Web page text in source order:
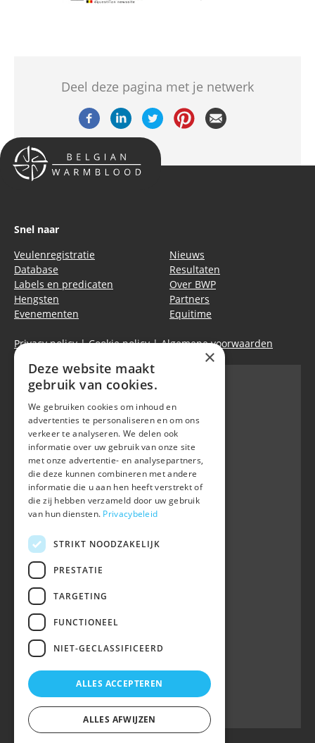
Deel deze pagina met je netwerk
Snel naar
Veulenregistratie
Database
Labels en predicaten
Hengsten
Evenementen
Nieuws
Resultaten
Over BWP
Partners
Equitime
Privacy policy|Cookie policy|Algemene voorwaarden
Belgian Warmblood - BWP
Waversebaan 99
B-3050 OUD-HEVERLEE
+32 (0) 16 47 99 80
info@belgian-warmblood.com
BTW BE 0410.346.424
RPR Leuven
IBAN BE40 7364 0368 4863
Volg ons op
Wij zijn telefonisch bereikbaar:
woe 9u-12u
maa, din, don, vrij 13u-16u
×
Deze website maakt
gebruik van cookies.
We gebruiken cookies om inhoud en
advertenties te personaliseren en om ons
verkeer te analyseren. We delen ook
informatie over uw gebruik van onze site
met onze advertentie- en analysepartners,
die deze kunnen combineren met andere
informatie die u aan hen heeft verstrekt of
die zij hebben verzameld door uw gebruik
van hun diensten. Privacybeleid
STRIKT NOODZAKELIJK
PRESTATIE
TARGETING
FUNCTIONEEL
NIET-GECLASSIFICEERD
ALLES ACCEPTEREN
ALLES AFWIJZEN